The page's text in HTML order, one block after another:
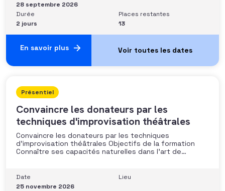
28 septembre 2026
Durée
2 jours
Places restantes
13
En savoir plus
Présentiel
Convaincre les donateurs par les
techniques d'improvisation théâtrales
Convaincre les donateurs par les techniques
d’improvisation théâtrales Objectifs de la formation
Connaître ses capacités naturelles dans l’art de
conviction et sur quoi elle se fonde (mots, attitude, …),
quelle est sa situation de
Date
25 novembre 2026
Lieu